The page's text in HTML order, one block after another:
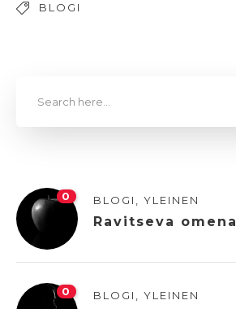
BLOGI
0 BLOGI , YLEINEN
Ravitseva omena
0 BLOGI , YLEINEN